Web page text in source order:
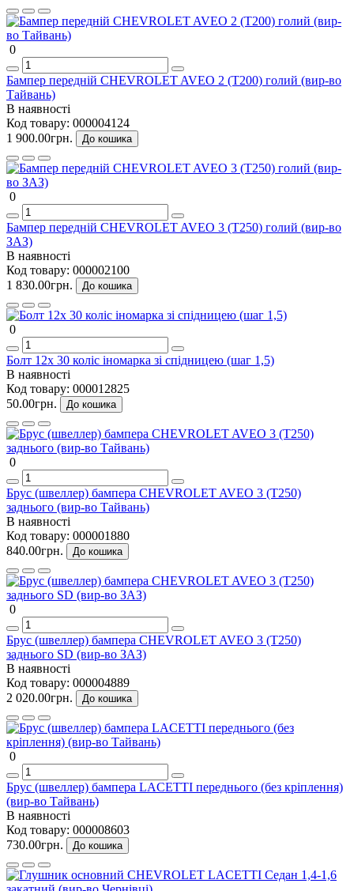
0
Бампер передній CHEVROLET AVEO 2 (Т200) голий (вир-во
Тайвань)
В наявності
Код товару: 000004124
1 900.00грн.
До кошика
0
Бампер передній CHEVROLET AVEO 3 (Т250) голий (вир-во
ЗАЗ)
В наявності
Код товару: 000002100
1 830.00грн.
До кошика
0
Болт 12х 30 коліс іномарка зі спідницею (шаг 1,5)
В наявності
Код товару: 000012825
50.00грн.
До кошика
0
Брус (швеллер) бампера CHEVROLET AVEO 3 (Т250)
заднього (вир-во Тайвань)
В наявності
Код товару: 000001880
840.00грн.
До кошика
0
Брус (швеллер) бампера CHEVROLET AVEO 3 (Т250)
заднього SD (вир-во ЗАЗ)
В наявності
Код товару: 000004889
2 020.00грн.
До кошика
0
Брус (швеллер) бампера LACETTI переднього (без кріплення)
(вир-во Тайвань)
В наявності
Код товару: 000008603
730.00грн.
До кошика